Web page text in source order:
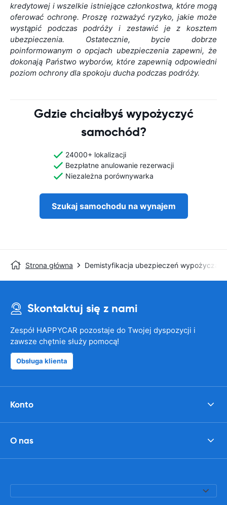
kredytowej i wszelkie istniejące członkostwa, które mogą
oferować ochronę. Proszę rozważyć ryzyko, jakie może
wystąpić podczas podróży i zestawić je z kosztem
ubezpieczenia. Ostatecznie, bycie dobrze
poinformowanym o opcjach ubezpieczenia zapewni, że
dokonają Państwo wyborów, które zapewnią odpowiedni
poziom ochrony dla spokoju ducha podczas podróży.
Gdzie chciałbyś wypożyczyć
samochód?
24000+ lokalizacji
Bezpłatne anulowanie rezerwacji
Niezależna porównywarka
Szukaj samochodu na wynajem
Strona główna Demistyfikacja ubezpieczeń
Skontaktuj się z nami
Zespół HAPPYCAR pozostaje do Twojej dyspozycji i
zawsze chętnie służy pomocą!
Obsługa klienta
Konto
O nas